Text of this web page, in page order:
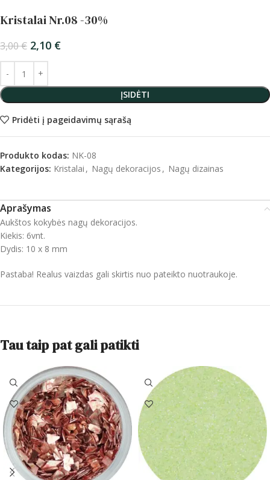
Kristalai Nr.08 -30%
3,00€ 2,10 €
ĮSIDĖTI
Pridėti į pageidavimų sąrašą
Produkto kodas: NK-08
Kategorijos: Kristalai , Nagų dekoracijos , Nagų dizainas
Aprašymas
Aukštos kokybės nagų dekoracijos.
Kiekis: 6vnt.
Dydis: 10 x 8 mm
Pastaba! Realus vaizdas gali skirtis nuo pateikto nuotraukoje.
Tau taip pat gali patikti